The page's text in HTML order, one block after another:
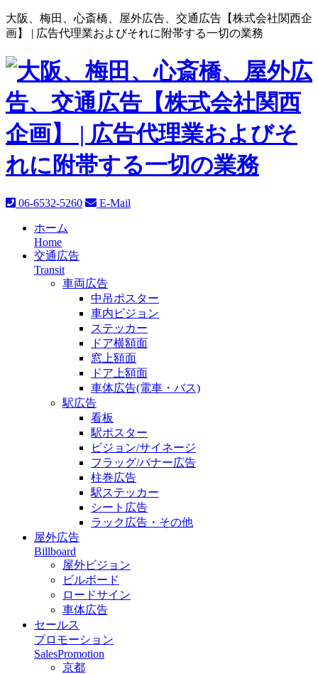
大阪、梅田、心斎橋、屋外広告、交通広告【株式会社関西企
画】 | 広告代理業およびそれに附帯する一切の業務
06-6532-5260 E-Mail
ホーム
Home
交通広告
Transit
車両広告
中吊ポスター
車内ビジョン
ステッカー
ドア横額面
窓上額面
ドア上額面
車体広告(電車・バス)
駅広告
看板
駅ポスター
ビジョン/サイネージ
フラッグ/バナー広告
柱巻広告
駅ステッカー
シート広告
ラック広告・その他
屋外広告
Billboard
屋外ビジョン
ビルボード
ロードサイン
車体広告
セールス
プロモーション
SalesPromotion
京都